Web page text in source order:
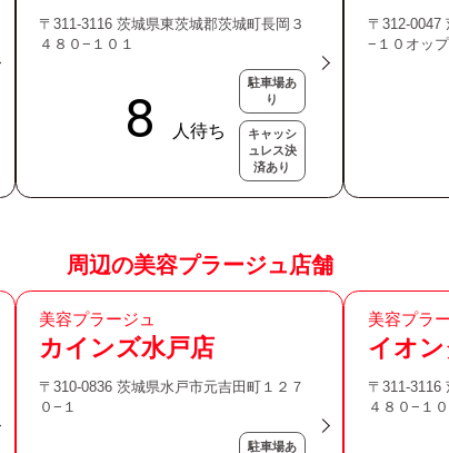
〒311-3116 茨城県東茨城郡茨城町長岡３
４８０−１０１
駐車場あ
り
キャッシ
ュレス決
済あり
〒312-0047
−１０オッ
周辺の美容プラージュ店舗
美容プラージュ
カインズ水戸店
〒310-0836 茨城県水戸市元吉田町１２７
０−１
駐車場あ
美容プラ
イオ
〒311-3116
４８０−１０